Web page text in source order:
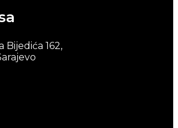
Bijedića 162,